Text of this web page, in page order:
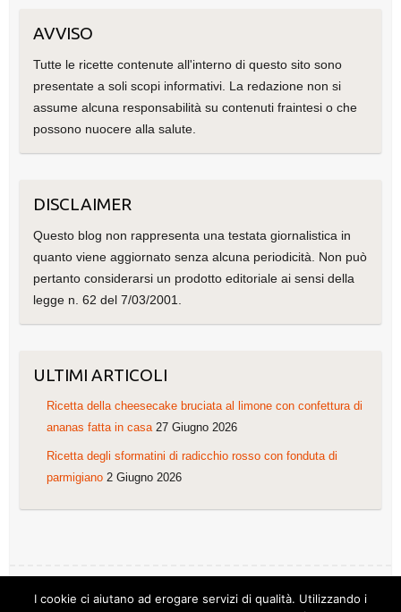
AVVISO
Tutte le ricette contenute all'interno di questo sito sono
presentate a soli scopi informativi. La redazione non si
assume alcuna responsabilità su contenuti fraintesi o che
possono nuocere alla salute.
DISCLAIMER
Questo blog non rappresenta una testata giornalistica in
quanto viene aggiornato senza alcuna periodicità. Non può
pertanto considerarsi un prodotto editoriale ai sensi della
legge n. 62 del 7/03/2001.
ULTIMI ARTICOLI
Ricetta della cheesecake bruciata al limone con confettura di
ananas fatta in casa 27 Giugno 2026
Ricetta degli sformatini di radicchio rosso con fonduta di
parmigiano 2 Giugno 2026
Copyright © 2026 Le ricette di Cristina . Tema diColorlibPowered by
I cookie ci aiutano ad erogare servizi di qualità. Utilizzando i